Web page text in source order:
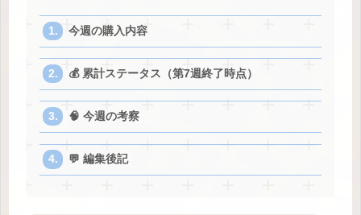
今週の購入内容
💰 累計ステータス（第7週終了時点）
🧠 今週の考察
💬 編集後記